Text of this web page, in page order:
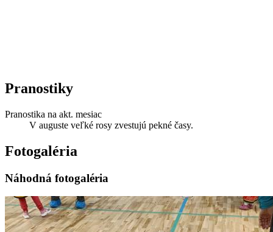
Pranostiky
Pranostika na akt. mesiac
V auguste veľké rosy zvestujú pekné časy.
Fotogaléria
Náhodná fotogaléria